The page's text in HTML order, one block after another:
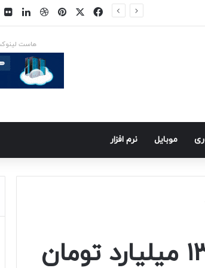
فیسبوک
ایکس پینتریستدریبببل
هاست
موبايل نرم افزار
ایرانسل و همراه اول به ۱۳۰۱ میلیارد تومان